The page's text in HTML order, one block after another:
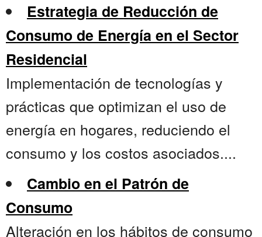
Estrategia de Reducción de
Consumo de Energía en el Sector
Residencial
Implementación de tecnologías y
prácticas que optimizan el uso de
energía en hogares, reduciendo el
consumo y los costos asociados....
Cambio en el Patrón de
Consumo
Alteración en los hábitos de consumo